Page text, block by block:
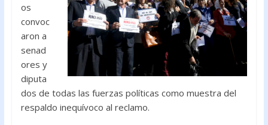
os
convoc
aron a
senad
ores y
diputa
dos de todas las fuerzas políticas como muestra del
respaldo inequívoco al reclamo.